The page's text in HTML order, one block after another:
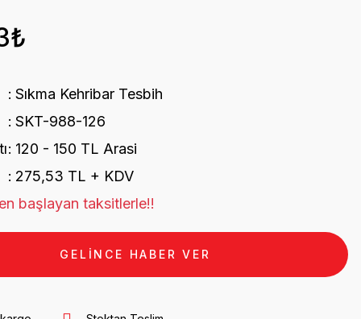
Sıkma Kehribar Tesbih
SKT-988-126
120 - 150 TL Arasi
275,53 TL + KDV
başlayan taksitlerle!!
GELİNCE HABER VER